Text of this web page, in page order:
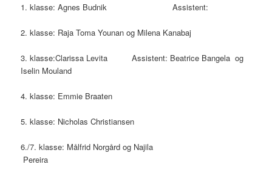
1. klasse: Agnes Budnik Assistent:
2. klasse: Raja Toma Younan og Milena Kanabaj
3. klasse:Clarissa Levita Assistent: Beatrice Bangela og
Iselin Mouland
4. klasse: Emmie Braaten
5. klasse: Nicholas Christiansen
6./7. klasse: Målfrid Norgård og Najila
Pereira